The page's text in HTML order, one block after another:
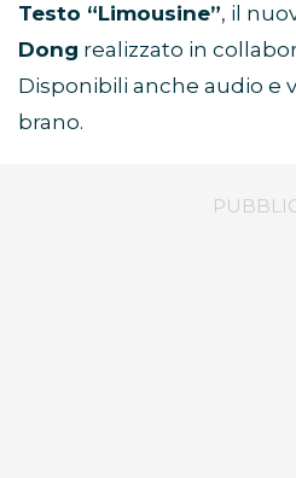
Testo “Limousine”, il
Dong realizzato in
Disponibili anche audio e
brano.